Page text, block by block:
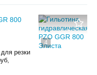
4
800
резки